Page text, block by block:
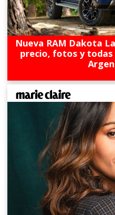
Nueva RAM Dakota
precio, fotos y todas